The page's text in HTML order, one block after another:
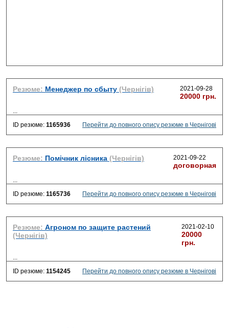
Резюме: Менеджер по cбыту (Чернігів) 2021-09-28
20000 грн.
...
ID резюме: 1165936 Перейти до повного опису резюме в Чернігові
Резюме: Помічник лісника (Чернігів) 2021-09-22
договорная
...
ID резюме: 1165736 Перейти до повного опису резюме в Чернігові
Резюме: Агроном по защите растений
(Чернігів)
2021-02-10
20000
грн.
...
ID резюме: 1154245 Перейти до повного опису резюме в Чернігові